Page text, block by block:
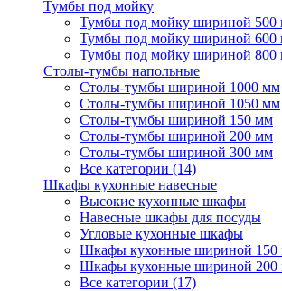
Тумбы под мойку
Тумбы под мойку шириной 500
Тумбы под мойку шириной 600
Тумбы под мойку шириной 800
Столы-тумбы напольные
Столы-тумбы шириной 1000 мм
Столы-тумбы шириной 1050 мм
Столы-тумбы шириной 150 мм
Столы-тумбы шириной 200 мм
Столы-тумбы шириной 300 мм
Все категории (14)
Шкафы кухонные навесные
Высокие кухонные шкафы
Навесные шкафы для посуды
Угловые кухонные шкафы
Шкафы кухонные шириной 150
Шкафы кухонные шириной 200
Все категории (17)